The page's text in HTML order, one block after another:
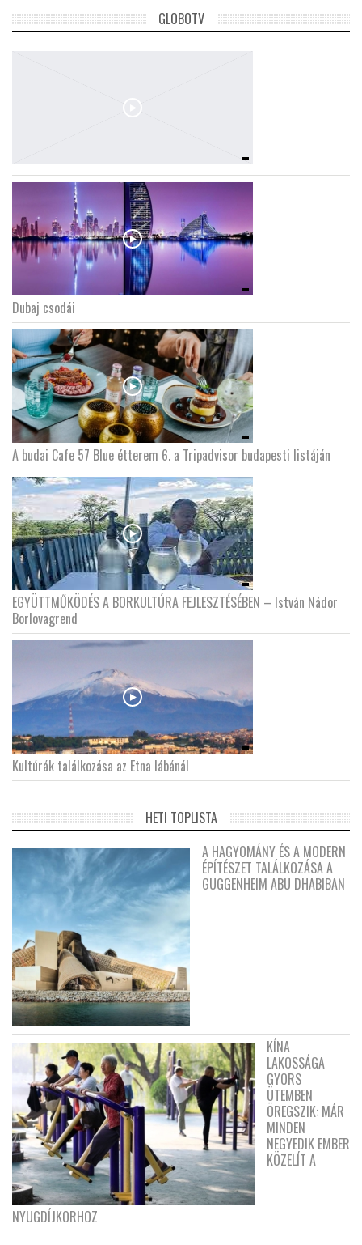
GLOBOTV
Dubaj csodái
A budai Cafe 57 Blue étterem 6. a Tripadvisor budapesti listáján
EGYÜTTMŰKÖDÉS A BORKULTÚRA FEJLESZTÉSÉBEN – István Nádor
Borlovagrend
Kultúrák találkozása az Etna lábánál
HETI TOPLISTA
A HAGYOMÁNY ÉS A MODERN
ÉPÍTÉSZET TALÁLKOZÁSA A
GUGGENHEIM ABU DHABIBAN
KÍNA
LAKOSSÁGA
GYORS
ÜTEMBEN
ÖREGSZIK: MÁR
MINDEN
NEGYEDIK EMBER
KÖZELÍT A
NYUGDÍJKORHOZ